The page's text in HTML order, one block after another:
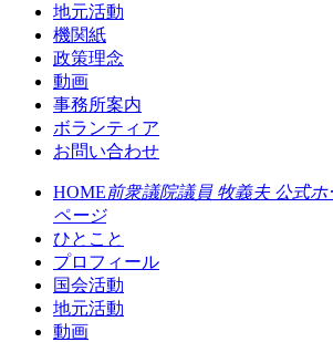
地元活動
機関紙
政策理念
動画
事務所案内
ボランティア
お問い合わせ
HOME前衆議院議員 牧義夫 公式
ページ
ひとこと
プロフィール
国会活動
地元活動
動画